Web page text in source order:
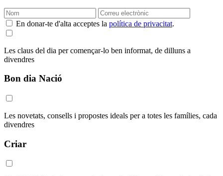
En donar-te d'alta acceptes la política de privacitat.
Les claus del dia per començar-lo ben informat, de dilluns a
divendres
Bon dia Nació
Les novetats, consells i propostes ideals per a totes les famílies, cada
divendres
Criar